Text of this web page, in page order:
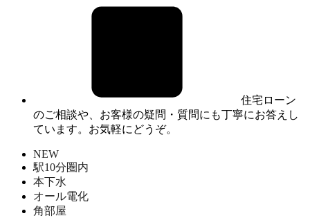
住宅ローン
のご相談や、お客様の疑問・質問にも丁寧にお答えし
ています。お気軽にどうぞ。
NEW
駅10分圏内
本下水
オール電化
角部屋